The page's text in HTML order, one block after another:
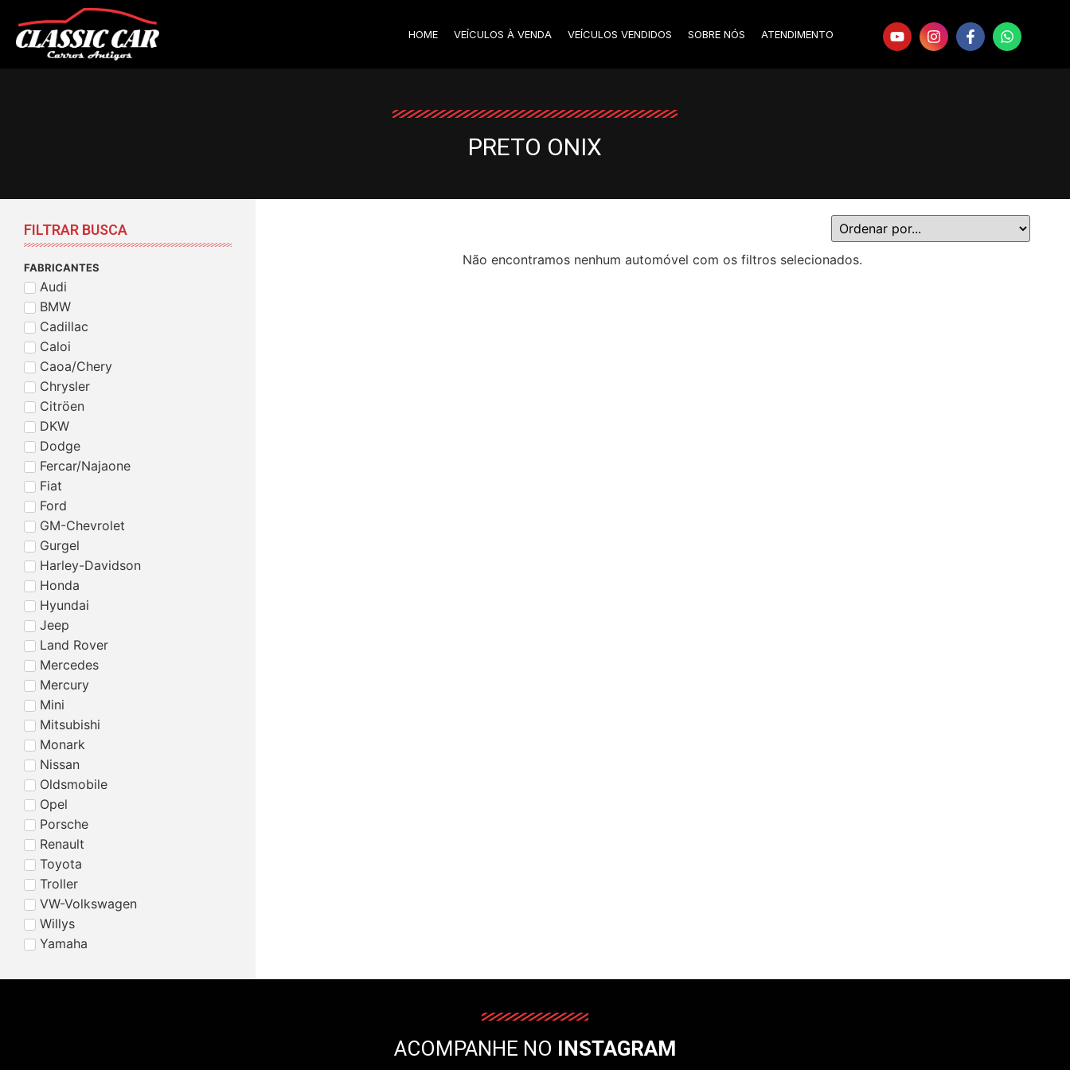
HOME VEÍCULOS À VENDA VEÍCULOS VENDIDOS SOBRE NÓS ATENDIMENTO
PRETO ONIX
FILTRAR BUSCA
FABRICANTES
Audi
BMW
Cadillac
Caloi
Caoa/Chery
Chrysler
Citröen
DKW
Dodge
Fercar/Najaone
Fiat
Ford
GM-Chevrolet
Gurgel
Harley-Davidson
Honda
Hyundai
Jeep
Land Rover
Mercedes
Mercury
Mini
Mitsubishi
Monark
Nissan
Oldsmobile
Opel
Porsche
Renault
Toyota
Troller
VW-Volkswagen
Willys
Yamaha
Não encontramos nenhum automóvel com os filtros selecionados.
ACOMPANHE NO INSTAGRAM